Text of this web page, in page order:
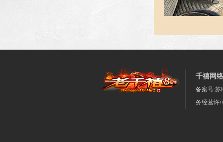
千禧网
备案号:
务经营许